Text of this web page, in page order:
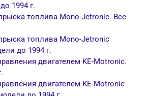
1994 г.
топлива Mono-Jetronic. Все
топлива Mono-Jetronic
до 1994 г.
двигателем KE-Motronic.
двигателем KE-Motronic